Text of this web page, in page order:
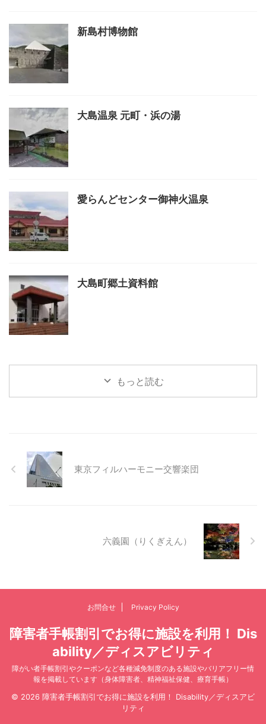
新島村博物館
大島温泉 元町・浜の湯
愛らんどセンター御神火温泉
大島町郷土資料館
もっと読む
東京フィルハーモニー交響楽団
六義園（りくぎえん）
お問合せ Privacy Policy
障害者手帳割引でお得に施設を利用！ Dis
ability／ディスアビリティ
障がい者手帳割引やクーポンなど各種減免制度のある施設やバリアフリー情
報を掲載しています（身体障害者、精神福祉保健、療育手帳）
© 2026 障害者手帳割引でお得に施設を利用！ Disability／ディスアビ
リティ